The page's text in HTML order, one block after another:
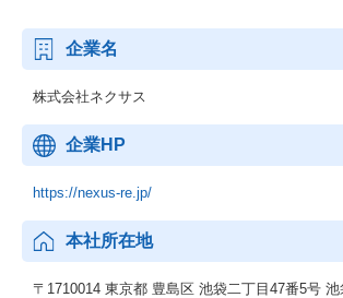
企業名
株式会社ネクサス
企業HP
https://nexus-re.jp/
本社所在地
〒1710014 東京都 豊島区 池袋二丁目47番5号